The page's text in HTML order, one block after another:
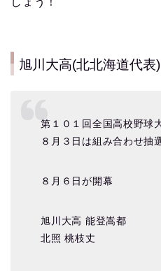
旭川大高(北北海道代
第１０１回全国高校野球
８月３日は組み合わせ抽
８月６日が開幕
旭川大高 能登嵩都
北照 桃枝丈